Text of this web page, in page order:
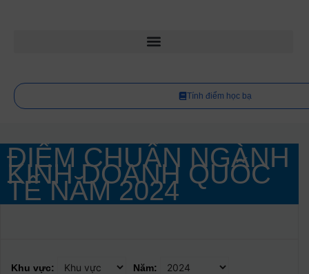
Tính điểm học bạ
ĐIỂM CHUẨN NGÀNH
KINH DOANH QUỐC
TẾ NĂM2024
Khu vực: Năm: